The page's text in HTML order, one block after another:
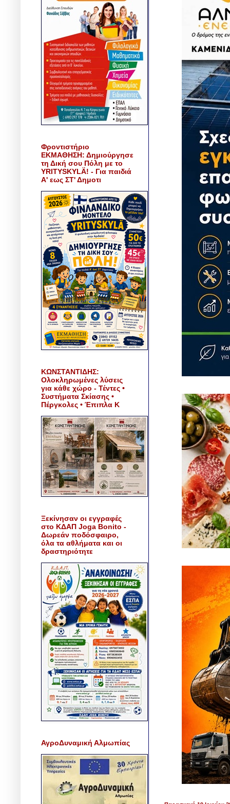
Φροντιστήριο
ΕΚΜΑΘΗΣΗ: Δημιούργησε
τη Δική σου Πόλη με το
YRITYSKYLÄ! - Για παιδιά
Α' εως ΣΤ' Δημοτι
ΚΩΝΣΤΑΝΤΙΔΗΣ:
Ολοκληρωμένες λύσεις
για κάθε χώρο - Τέντες •
Συστήματα Σκίασης •
Πέργκολες • Έπιπλα Κ
Ξεκίνησαν οι εγγραφές
στο ΚΔΑΠ Joga Bonito -
Δωρεάν ποδόσφαιρο,
όλα τα αθλήματα και οι
δραστηριότητε
ΑγροΔυναμική Αλμωπίας